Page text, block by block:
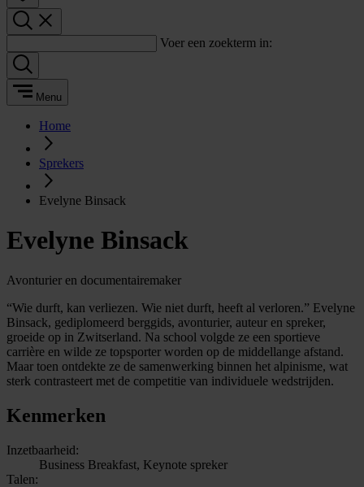
Voer een zoekterm in:
Menu
Home
Sprekers
Evelyne Binsack
Evelyne Binsack
Avonturier en documentairemaker
“Wie durft, kan verliezen. Wie niet durft, heeft al verloren.” Evelyne
Binsack, gediplomeerd berggids, avonturier, auteur en spreker,
groeide op in Zwitserland. Na school volgde ze een sportieve
carrière en wilde ze topsporter worden op de middellange afstand.
Maar toen ontdekte ze de samenwerking binnen het alpinisme, wat
sterk contrasteert met de competitie van individuele wedstrijden.
Kenmerken
Inzetbaarheid:
Business Breakfast, Keynote spreker
Talen: